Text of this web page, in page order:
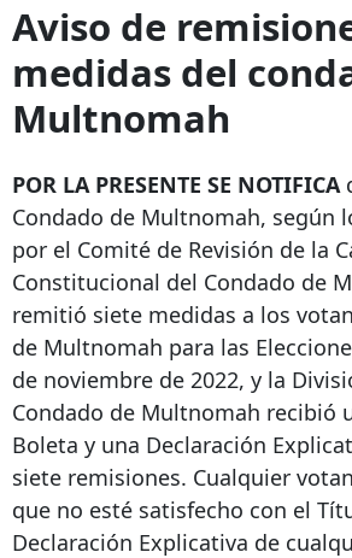
Aviso de
medidas del
Multnomah
POR LA PRESENTE SE NOTIFICA
Condado de Multnomah, según
por el Comité de Revisión de la
Constitucional del Condado de
remitió siete medidas a los
de Multnomah para las
de noviembre de 2022, y la
Condado de Multnomah recibió
Boleta y una Declaración
siete remisiones. Cualquier
que no esté satisfecho con el
Declaración Explicativa de